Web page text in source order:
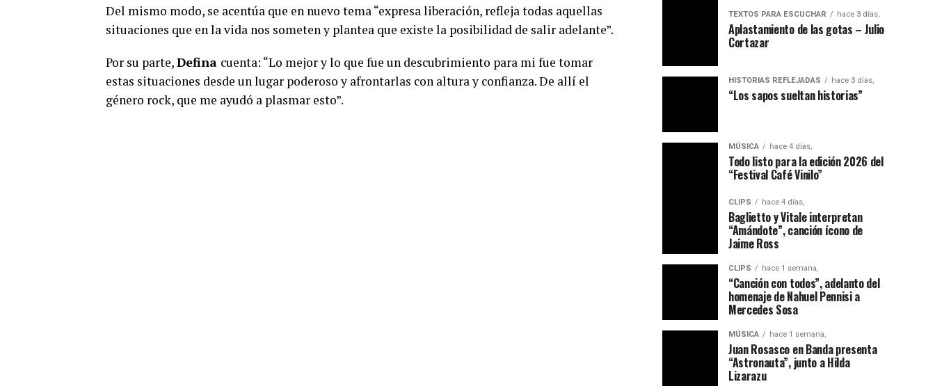
Del mismo modo, se acentúa que en nuevo tema “expresa liberación, refleja todas aquellas
situaciones que en la vida nos someten y plantea que existe la posibilidad de salir adelante”.
Por su parte,Defina cuenta: “Lo mejor y lo que fue un descubrimiento para mi fue tomar
estas situaciones desde un lugar poderoso y afrontarlas con altura y confianza. De allí el
género rock, que me ayudó a plasmar esto”.
TEXTOS PARA ESCUCHAR hace 3 días,
Aplastamiento de las gotas – Julio
Cortazar
HISTORIAS REFLEJADAS hace 3 días,
“ Los sapos sueltan historias”
MÚSICA hace 4 días,
Todo listo para la edición 2026 del
“Festival Café Vinilo”
CLIPS hace 4 días,
Baglietto y Vitale interpretan
“Amándote”, canción ícono de
Jaime Ross
CLIPS hace 1 semana,
“Canción con todos”, adelanto del
homenaje de Nahuel Pennisi a
Mercedes Sosa
MÚSICA hace 1 semana,
Juan Rosasco en Banda presenta
“Astronauta”, junto a Hilda
Lizarazu